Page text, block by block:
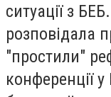
ситуації з
розповідала
"простили"
конференції